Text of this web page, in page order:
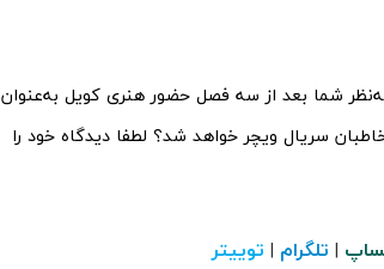
شما بعد از سه فصل حضور هنری کویل به‌عنوان
سریال ویچر خواهد شد؟ لطفا دیدگاه خود را
| تلگرام | توییتر